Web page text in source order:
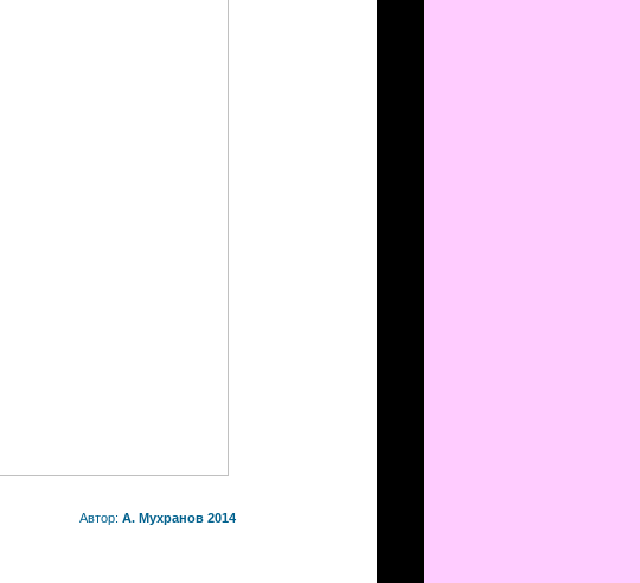
Автор: А. Мухранов 2014